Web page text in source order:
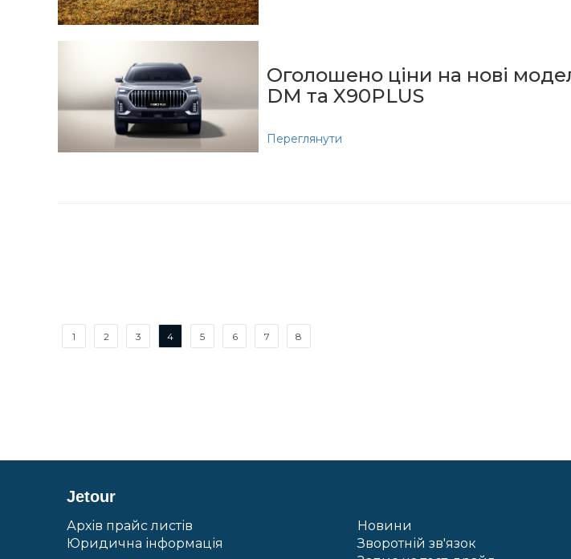
Оголошено ціни на нові
DM та X90PLUS
Переглянути
1 2 3 4 5 6 7 8
Jetour
Архів прайс листів
Юридична інформація
Новини
Зворотній зв'язок